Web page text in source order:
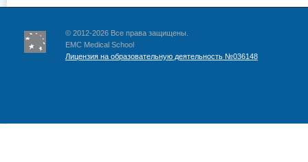
© 2012-2026 Все права защищены.
EMC Medical School
Лицензия на образовательную деятельность №036148